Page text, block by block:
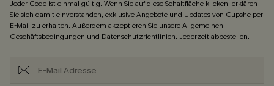
Jeder Code ist einmal gültig. Wenn Sie auf diese Schaltfläche klicken, erklären
Sie sich damit einverstanden, exklusive Angebote und Updates von Cupshe per
E-Mail zu erhalten. Außerdem akzeptieren Sie unsereAllgemeinen
Geschäftsbedingungen und Datenschutzrichtlinien. Jederzeit abbestellen.